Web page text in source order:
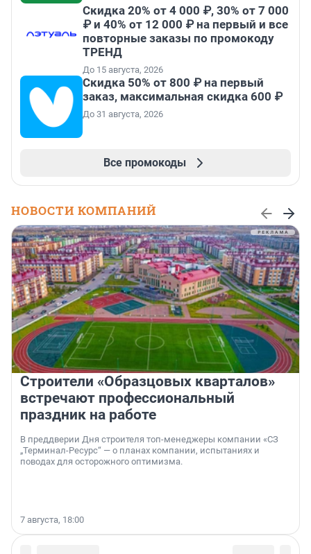
Скидка 20% от 4 000 ₽, 30% от 7 000
₽ и 40% от 12 000 ₽ на первый и все
повторные заказы по промокоду
ТРЕНД
До 15 августа, 2026
Скидка 50% от 800 ₽ на первый
заказ, максимальная скидка 600 ₽
До 31 августа, 2026
Все промокоды
НОВОСТИ КОМПАНИЙ
Строители «Образцовых кварталов»
встречают профессиональный
праздник на работе
В преддверии Дня строителя топ-менеджеры компании «СЗ
„Терминал-Ресурс“ — о планах компании, испытаниях и
поводах для осторожного оптимизма.
7 августа, 18:00